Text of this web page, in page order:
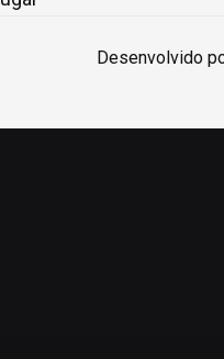
Desenvolvido